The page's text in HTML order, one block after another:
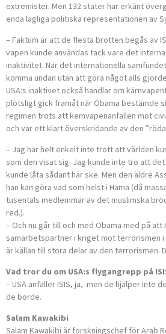
extremister. Men 132 stater har erkänt
enda lagliga politiska representationen av
– Faktum är att de flesta brotten begås av
vapen kunde användas tack vare det
inaktivitet. När det internationella
komma undan utan att göra något alls
USA:s inaktivet också handlar om
plötsligt gick framåt när Obama bestämde
regimen trots att kemvapenanfallen mot
och var ett klart överskridande av den ”röda
– Jag har helt enkelt inte trott att världen
som den visat sig. Jag kunde inte tro att
kunde låta sådant här ske. Men den äldre
han kan göra vad som helst i Hama (då
tusentals medlemmar av det muslimska
red.).
– Och nu går till och med Obama med på att
samarbetspartner i kriget mot terrorismen i
är källan till stora delar av den terrorismen.
Vad tror du om USA:s flygangrepp på
– USA anfaller ISIS, ja, men de hjälper inte
de borde.
Salam Kawakibi
Salam Kawakibi är forskningschef för Arab